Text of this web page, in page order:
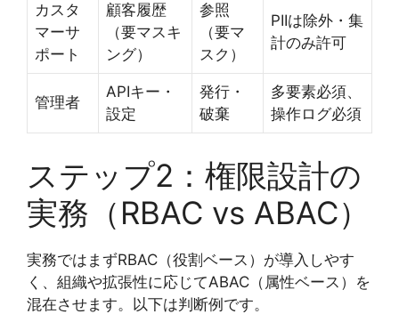
カスタ
マーサ
ポート
顧客履歴
（要マスキ
ング）
参照
（要マ
スク）
PIIは除外・集
計のみ許可
管理者
APIキー・
設定
発行・
破棄
多要素必須、
操作ログ必須
ステップ2：権限設計の
実務（RBAC vs ABAC）
実務ではまずRBAC（役割ベース）が導入しやす
く、組織や拡張性に応じてABAC（属性ベース）を
混在させます。以下は判断例です。